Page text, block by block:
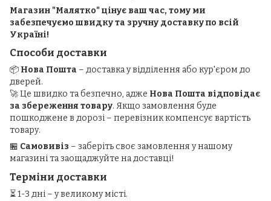
Магазин "Малятко" цінує ваш час, тому ми
забезпечуємо швидку та зручну доставку по всій
Україні!
Способи доставки
📦 Нова Пошта – доставка у відділення або кур'єром до
дверей.
🚀 Це швидко та безпечно, адже Нова Пошта відповідає
за збереження товару. Якщо замовлення буде
пошкоджене в дорозі – перевізник компенсує вартість
товару.
🏪 Самовивіз – заберіть своє замовлення у нашому
магазині та заощаджуйте на доставці!
Терміни доставки
⏳ 1-3 дні – у великому місті.